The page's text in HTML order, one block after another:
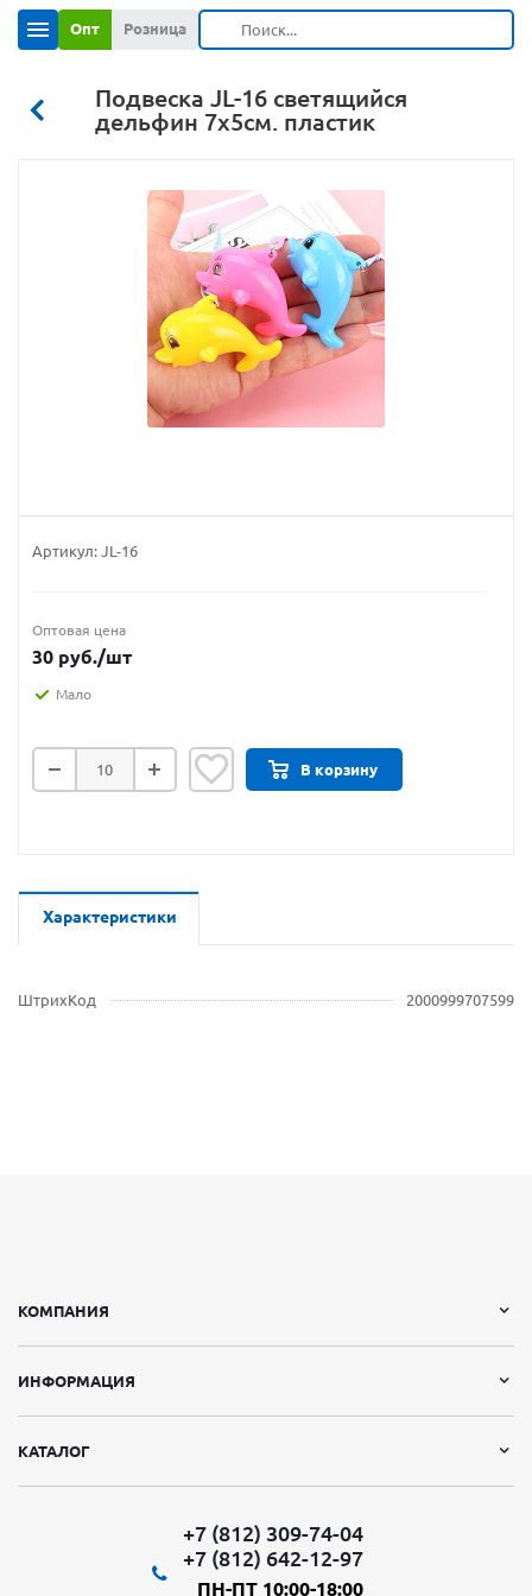
Опт Розница
Подвеска JL-16 светящийся
дельфин 7х5см. пластик
Артикул: JL-16
Оптовая цена
30 руб./шт
Мало
В корзину
Характеристики
ШтрихКод 2000999707599
КОМПАНИЯ
ИНФОРМАЦИЯ
КАТАЛОГ
+7 (812) 309-74-04
+7 (812) 642-12-97
ПН-ПТ 10:00-18:00